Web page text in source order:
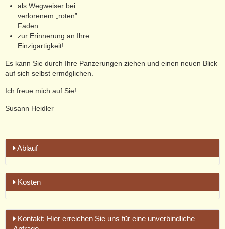
als Wegweiser bei
verlorenem „roten”
Faden.
zur Erinnerung an Ihre
Einzigartigkeit!
Es kann Sie durch Ihre Panzerungen ziehen und einen neuen Blick
auf sich selbst ermöglichen.
Ich freue mich auf Sie!
Susann Heidler
Ablauf
Ihr in Acryl auf
Ihre Ewige Seele als einSchönstesBild von sich selbst.Dafür
unerheblich, ob ich Sie persönlich kenne oder Sie weit entfernt
sind (Raum und Zeit spielen KEINE Rolle). Wichtig sind nur
Kosten
Unabhängig von Ihrem formulierten Anliegen, berechnen wir
folgende Festpreise:
Kontakt: Hier erreichen Sie uns für eine unverbindliche